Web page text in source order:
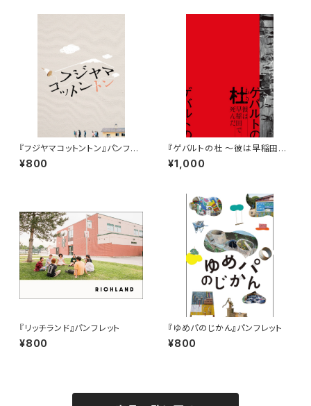
『フジヤマコットントン』パンフレ
ット
¥800
『ゲバルトの杜 ～彼は早稲田で
死んだ～』パンフレット
¥1,000
『リッチランド』パンフレット
¥800
『ゆめパのじかん』パンフレット
¥800